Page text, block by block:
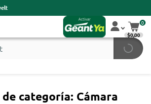
0
$0,00
categoría: Cámara